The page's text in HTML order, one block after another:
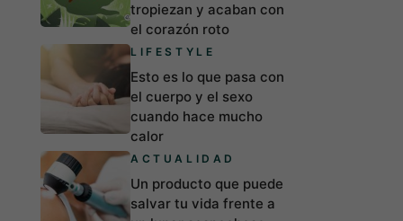
tropiezan y acaban con
el corazón roto
LIFESTYLE
Esto es lo que pasa con
el cuerpo y el sexo
cuando hace mucho
calor
ACTUALIDAD
Un producto que puede
salvar tu vida frente a